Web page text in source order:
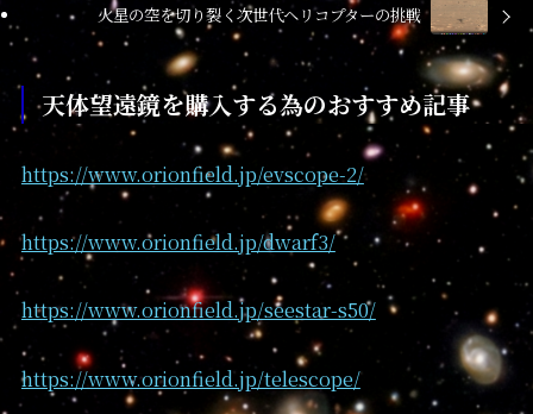
火星の空を切り裂く次世代ヘリコプターの挑戦
天体望遠鏡を購入する為のおすすめ記事
https://www.orionfield.jp/evscope-2/
https://www.orionfield.jp/dwarf3/
https://www.orionfield.jp/seestar-s50/
https://www.orionfield.jp/telescope/